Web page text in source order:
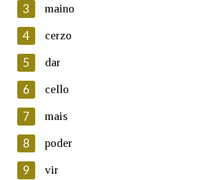
En cumprimento da normativa vixente en
Protección de Datos de Carácter Persoal, a
Galega informa a aqueles usuarios que
electrónico, así como calquera outra
persoal, que estes datos serán obxecto de
automatizado de carácter confidencial e
ficheiros informáticos. Así mesmo, os usuarios
seu dereito de acceso, rectificación, oposición
seus datos poñéndose en contacto connosco.
Lin e acepto as condicións da
3 maino
4 cerzo
5 dar
6 cello
7 mais
8 poder
9 vir